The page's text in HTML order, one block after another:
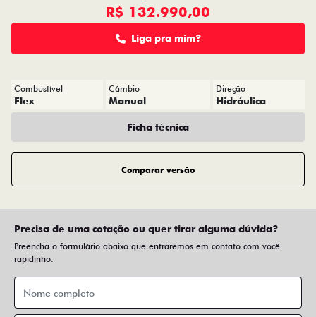
R$ 132.990,00
Liga pra mim?
Combustível
Flex
Câmbio
Manual
Direção
Hidráulica
Ficha técnica
Comparar versão
Precisa de uma cotação ou quer tirar alguma dúvida?
Preencha o formulário abaixo que entraremos em contato com você
rapidinho.